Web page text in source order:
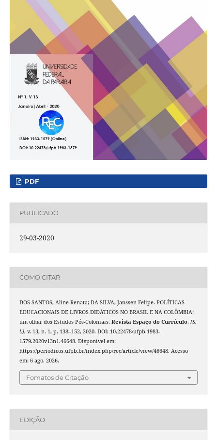
PDF
PUBLICADO
29-03-2020
COMO CITAR
DOS SANTOS, Aline Renata; DA SILVA, Janssen Felipe. POLÍTICAS
EDUCACIONAIS DE LIVROS DIDÁTICOS NO BRASIL E NA COLÔMBIA:
um olhar dos Estudos Pós-Coloniais. Revista Espaço do Currículo, [S.
l.], v. 13, n. 1, p. 138–152, 2020. DOI: 10.22478/ufpb.1983-
1579.2020v13n1.46648. Disponível em:
https://periodicos.ufpb.br/index.php/rec/article/view/46648. Acesso
em: 6 ago. 2026.
Fomatos de Citação
EDIÇÃO